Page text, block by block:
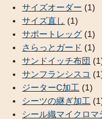
サイズオーダー (1)
サイズ直し (1)
サポートレッグ (1)
さらっとガード (1)
サンドイッチ布団
サンフランシスコ
ジーターC加工 (1)
シーツの継ぎ加工
シール織マイクロマ